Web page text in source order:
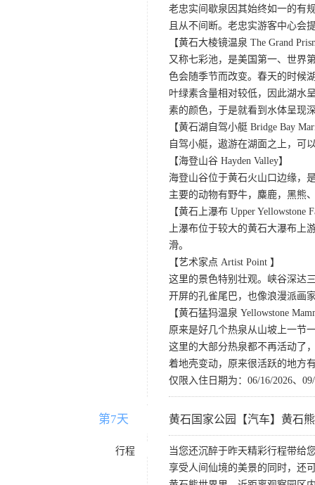
老忠实间歇泉因其始终如一的有
且从不间断。老忠实游客中心会
【黄石大棱镜温泉 The Grand
又称七彩池，是美国第一、世界
色会随季节而改变。春天的时候
叶绿素含量相对较低，因此湖水
素的颜色，于是就看到水体呈现
【黄石湖自驾小艇 Bridge Bay
自驾小艇，遨游在湖面之上，可
【海登山谷 Hayden Valley】
海登山谷位于黄石火山口边缘，
主要的动物有野牛，麋鹿，黑熊
【黄石上瀑布 Upper Yellowstone
上瀑布位于较大的黄石大瀑布上
滑。
【艺术家点 Artist Point 】
这里的景色特别壮观。峡谷深达
开屏的孔雀尾巴，也像浪漫派画
【黄石猛犸温泉 Yellowstone
原来是好几个热泉从山坡上一节
这里的大部分热泉都不再活动了
着地壳变动，原来很活跃的地方
仅限入住日期为：06/16/2026、
第7天 黄石国家公园【汽车】黄石
行程
当您还沉醉于昨天精彩行程带给
享受人间仙境的美景的同时，还